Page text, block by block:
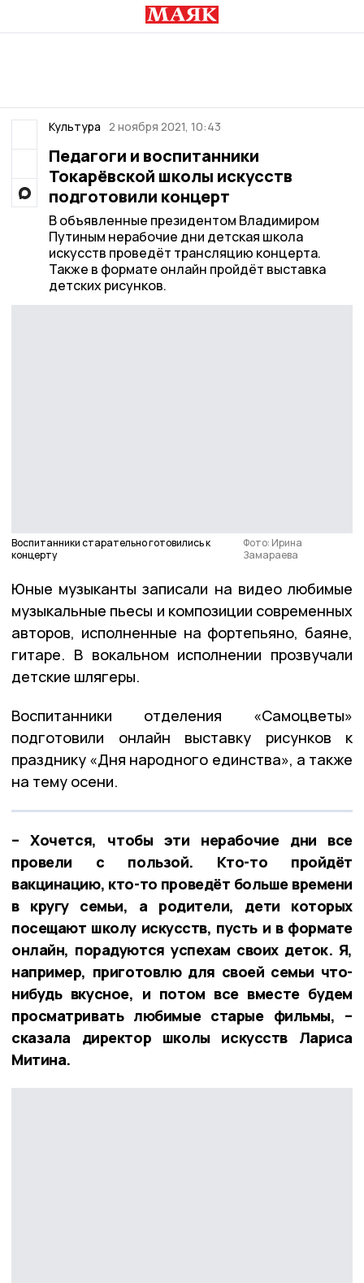
Культура 2 ноября 2021, 10:43
Педагоги и воспитанники
Токарёвской школы искусств
подготовили концерт
В объявленные президентом Владимиром
Путиным нерабочие дни детская школа
искусств проведёт трансляцию концерта.
Также в формате онлайн пройдёт выставка
детских рисунков.
Воспитанники старательно готовились к
концерту
Фото: Ирина
Замараева
Юные музыканты записали на видео любимые
музыкальные пьесы и композиции современных
авторов, исполненные на фортепьяно, баяне,
гитаре. В вокальном исполнении прозвучали
детские шлягеры.
Воспитанники отделения «Самоцветы»
подготовили онлайн выставку рисунков к
празднику «Дня народного единства», а также
на тему осени.
– Хочется, чтобы эти нерабочие дни все
провели с пользой. Кто-то пройдёт
вакцинацию, кто-то проведёт больше времени
в кругу семьи, а родители, дети которых
посещают школу искусств, пусть и в формате
онлайн, порадуются успехам своих деток. Я,
например, приготовлю для своей семьи что-
нибудь вкусное, и потом все вместе будем
просматривать любимые старые фильмы, –
сказала директор школы искусств Лариса
Митина.